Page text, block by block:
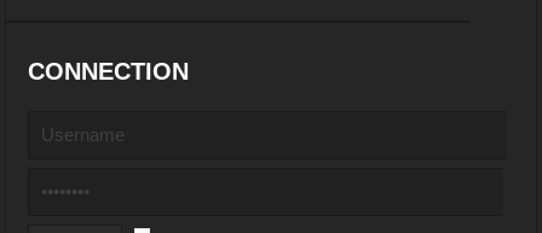
CONNECTION